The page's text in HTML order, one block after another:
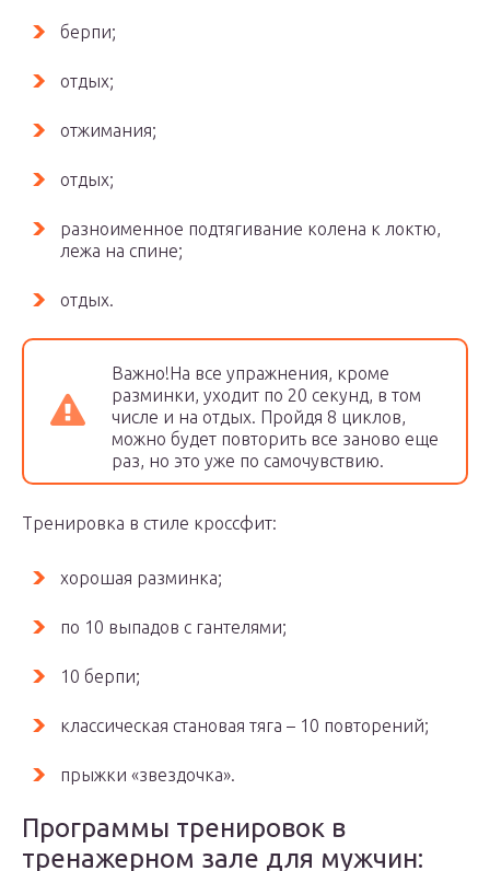
берпи;
отдых;
отжимания;
отдых;
разноименное подтягивание колена к локтю,
лежа на спине;
отдых.
Важно!На все упражнения, кроме
разминки, уходит по 20 секунд, в том
числе и на отдых. Пройдя 8 циклов,
можно будет повторить все заново еще
раз, но это уже по самочувствию.
Тренировка в стиле кроссфит:
хорошая разминка;
по 10 выпадов с гантелями;
10 берпи;
классическая становая тяга – 10 повторений;
прыжки «звездочка».
Программы тренировок в
тренажерном зале для мужчин: